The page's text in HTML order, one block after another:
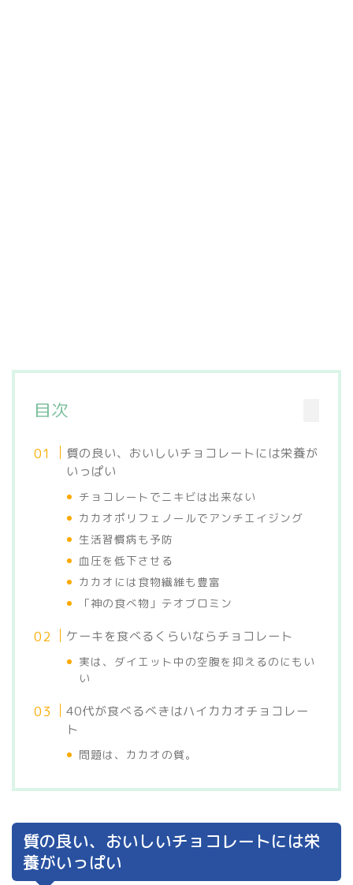
目次
質の良い、おいしいチョコレートには栄養が
いっぱい
チョコレートでニキビは出来ない
カカオポリフェノールでアンチエイジング
生活習慣病も予防
血圧を低下させる
カカオには食物繊維も豊富
「神の食べ物」テオブロミン
ケーキを食べるくらいならチョコレート
実は、ダイエット中の空腹を抑えるのにもい
い
40代が食べるべきはハイカカオチョコレー
ト
問題は、カカオの質。
質の良い、おいしいチョコレートには栄
養がいっぱい